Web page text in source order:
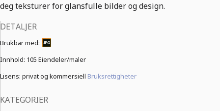
deg teksturer for glansfulle bilder og design.
DETALJER
Brukbar med:
Innhold: 105 Eiendeler/maler
Lisens: privat og kommersiell Bruksrettigheter
KATEGORIER